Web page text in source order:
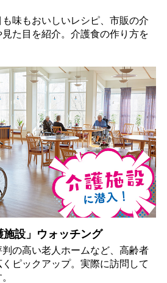
味もおいしいレシピ、市販の介
た目を紹介。介護食の作り方を
施設」ウォッチング
の高い老人ホームなど、高齢者
ピックアップ。実際に訪問して